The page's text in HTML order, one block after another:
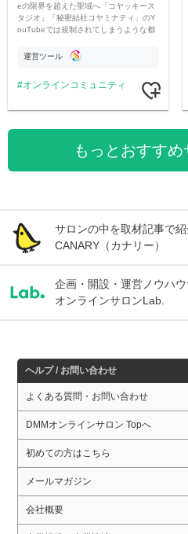
eの限界を超えた聖域へ「コヤッキース
タジオ」「秘密結社コヤミナティ」のY
ouTubeでは規制されてしまうような都
公開。
運営ツール
オンラインコミュニティ
もっとおすす
サロンの中を取材記事で紹
CANARY（カナリー）
企画・開設・運営ノウハウ
オンラインサロンLab.
ヘルプ / お問い合わせ
よくある質問・お問い合わせ
DMMオンラインサロン Topへ
初めての方はこちら
メールマガジン
会社概要